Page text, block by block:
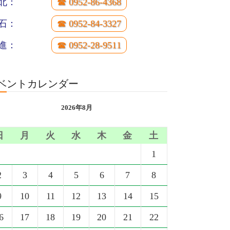
： ☎ 0952-86-4368
： ☎ 0952-84-3327
： ☎ 0952-28-9511
ントカレンダー
2026年8月
月 火 水 木 金
土
1
3 4 5 6 7 8
10 11 12 13 14 15
17 18 19 20 21 22